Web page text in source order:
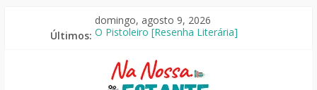
domingo, agosto 9, 2026
Últimos: O Pistoleiro [Resenha Literária]
Mestres do Universo [Crtítica]
Slow Horses – 3ª Temporada [Crítica]